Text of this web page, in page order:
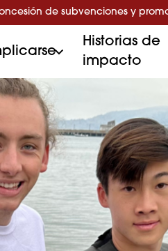
de subvenciones y
Historias de
impacto